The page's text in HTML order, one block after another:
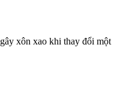
xôn xao khi thay đổi một